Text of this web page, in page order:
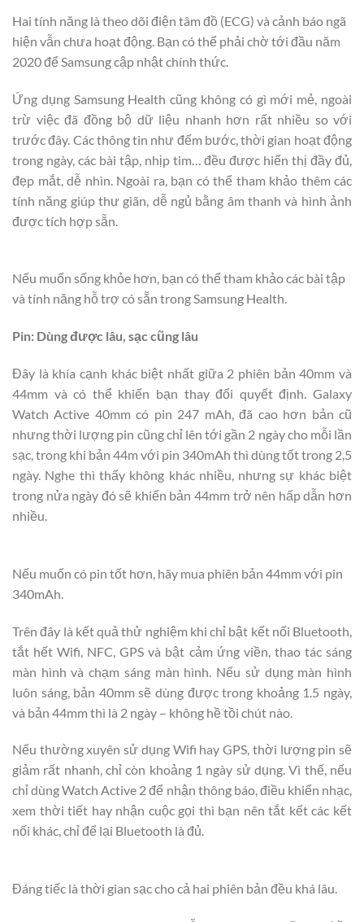
Hai tính năng là theo dõi điện tâm đồ (ECG) và cảnh báo ngã
hiện vẫn chưa hoạt động. Bạn có thể phải chờ tới đầu năm
2020 để Samsung cập nhật chính thức.
Ứng dụng Samsung Health cũng không có gì mới mẻ, ngoài
trừ việc đã đồng bộ dữ liệu nhanh hơn rất nhiều so với
trước đây. Các thông tin như đếm bước, thời gian hoạt động
trong ngày, các bài tập, nhịp tim… đều được hiển thị đầy đủ,
đẹp mắt, dễ nhìn. Ngoài ra, bạn có thể tham khảo thêm các
tính năng giúp thư giãn, dễ ngủ bằng âm thanh và hình ảnh
được tích hợp sẵn.
Nếu muốn sống khỏe hơn, bạn có thể tham khảo các bài tập
và tính năng hỗ trợ có sẵn trong Samsung Health.
Pin: Dùng được lâu, sạc cũng lâu
Đây là khía cạnh khác biệt nhất giữa 2 phiên bản 40mm và
44mm và có thể khiến bạn thay đổi quyết định. Galaxy
Watch Active 40mm có pin 247 mAh, đã cao hơn bản cũ
nhưng thời lượng pin cũng chỉ lên tới gần 2 ngày cho mỗi lần
sạc, trong khi bản 44m với pin 340mAh thì dùng tốt trong 2,5
ngày. Nghe thì thấy không khác nhiều, nhưng sự khác biệt
trong nửa ngày đó sẽ khiến bản 44mm trở nên hấp dẫn hơn
nhiều.
Nếu muốn có pin tốt hơn, hãy mua phiên bản 44mm với pin
340mAh.
Trên đây là kết quả thử nghiệm khi chỉ bật kết nối Bluetooth,
tắt hết Wifi, NFC, GPS và bật cảm ứng viền, thao tác sáng
màn hình và chạm sáng màn hình. Nếu sử dụng màn hình
luôn sáng, bản 40mm sẽ dùng được trong khoảng 1.5 ngày,
và bản 44mm thì là 2 ngày – không hề tồi chút nào.
Nếu thường xuyên sử dụng Wifi hay GPS, thời lượng pin sẽ
giảm rất nhanh, chỉ còn khoảng 1 ngày sử dụng. Vì thế, nếu
chỉ dùng Watch Active 2 để nhận thông báo, điều khiển nhạc,
xem thời tiết hay nhận cuộc gọi thì bạn nên tắt kết các kết
nối khác, chỉ để lại Bluetooth là đủ.
Đáng tiếc là thời gian sạc cho cả hai phiên bản đều khá lâu.